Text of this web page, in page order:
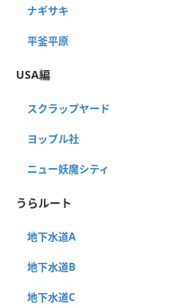
ナギサキ
平釜平原
USA編
スクラップヤード
ヨップル社
ニュー妖魔シティ
うらルート
地下水道A
地下水道B
地下水道C